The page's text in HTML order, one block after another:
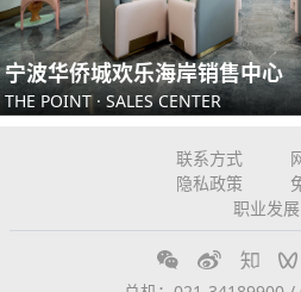
宁波华侨城欢乐海岸销售中心
THE POINT · SALES CENTER
联系方式
隐私政策
职业发展